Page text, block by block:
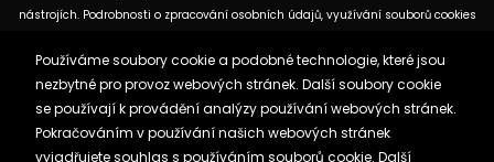
nástrojích. Podrobnosti o zpracování osobních údajů, využívání souborů cookies
dostupných na těchto internetových stránkách. U jednotlivých článků mohou
být uvedeny informace o použitých zdrojích, datu původní analýzy nebo datu,
ke kterému se vztahují uvedené tržní údaje.
Používáme soubory cookie a podobné technologie, které jsou
nezbytné pro provoz webových stránek. Další soubory cookie
se používají k provádění analýzy používání webových stránek.
Pokračováním v používání našich webových stránek
vyjadřujete souhlas s používáním souborů cookie. Další